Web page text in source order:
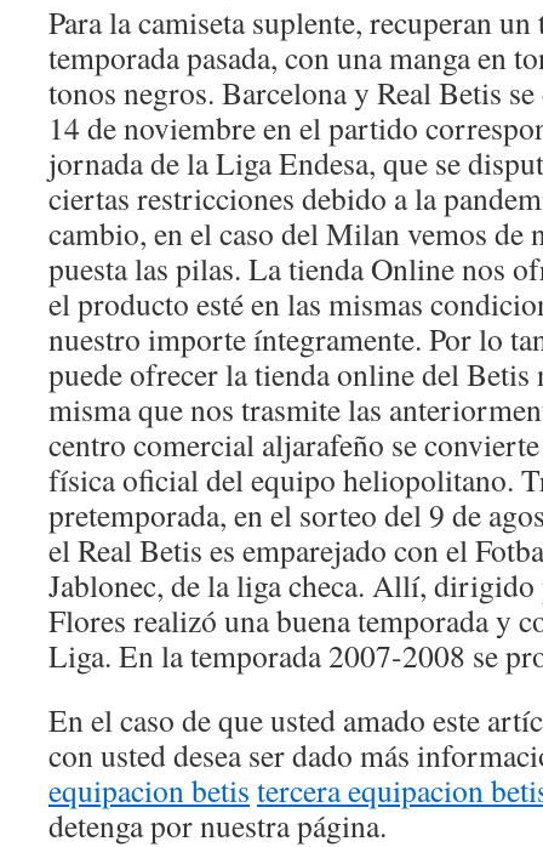
Para la camiseta suplente, recuperan
temporada pasada, con una manga en
tonos negros. Barcelona y Real Betis
14 de noviembre en el partido
jornada de la Liga Endesa, que se
ciertas restricciones debido a la
cambio, en el caso del Milan vemos de
puesta las pilas. La tienda Online nos
el producto esté en las mismas
nuestro importe íntegramente. Por lo
puede ofrecer la tienda online del Betis
misma que nos trasmite las
centro comercial aljarafeño se
física oficial del equipo heliopolitano.
pretemporada, en el sorteo del 9 de
el Real Betis es emparejado con el
Jablonec, de la liga checa. Allí, dirigido
Flores realizó una buena temporada y
Liga. En la temporada 2007-2008 se
En el caso de que usted amado este
con usted desea ser dado más
equipacion betis tercera equipacion
detenga por nuestra página.